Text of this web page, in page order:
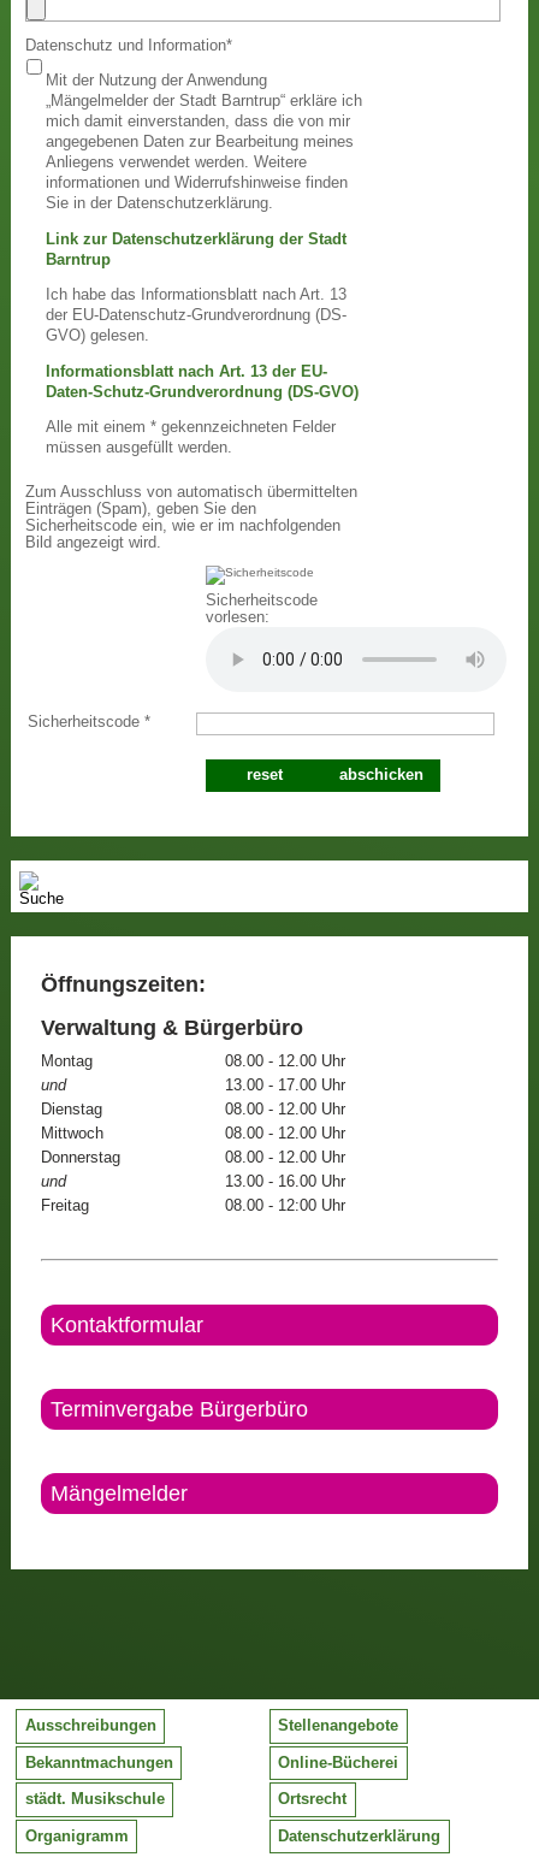
Datenschutz und Information*
Mit der Nutzung der Anwendung
„Mängelmelder der Stadt Barntrup“ erkläre ich
mich damit einverstanden, dass die von mir
angegebenen Daten zur Bearbeitung meines
Anliegens verwendet werden. Weitere
informationen und Widerrufshinweise finden
Sie in der Datenschutzerklärung.
Link zur Datenschutzerklärung der Stadt
Barntrup
Ich habe das Informationsblatt nach Art. 13
der EU-Datenschutz-Grundverordnung (DS-
GVO) gelesen.
Informationsblatt nach Art. 13 der EU-
Daten-Schutz-Grundverordnung (DS-GVO)
Alle mit einem * gekennzeichneten Felder
müssen ausgefüllt werden.
Zum Ausschluss von automatisch übermittelten
Einträgen (Spam), geben Sie den
Sicherheitscode ein, wie er im nachfolgenden
Bild angezeigt wird.
Sicherheitscode
vorlesen:
Sicherheitscode*
Öffnungszeiten:
Verwaltung & Bürgerbüro
Montag
08.00 - 12.00 Uhr
und
13.00 - 17.00 Uhr
Dienstag
08.00 - 12.00 Uhr
Mittwoch
08.00 - 12.00 Uhr
Donnerstag
08.00 - 12.00 Uhr
und
13.00 - 16.00 Uhr
Freitag
08.00 - 12:00 Uhr
Kontaktformular
Terminvergabe Bürgerbüro
Mängelmelder
Ausschreibungen Stellenangebote
Bekanntmachungen Online-Bücherei
städt. Musikschule Ortsrecht
Organigramm Datenschutzerklärung